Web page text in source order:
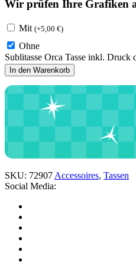
Wir prüfen Ihre Grafiken
Mit (+5,00 €)
Ohne
Sublitasse Orca Tasse inkl. Druck
In den Warenkorb
SKU: 72907 Accessoires, Tassen
Social Media: